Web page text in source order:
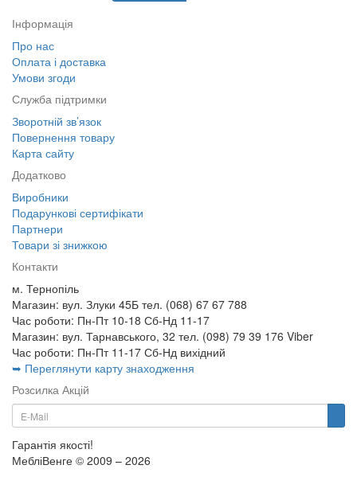
Інформація
Про нас
Оплата і доставка
Умови згоди
Служба підтримки
Зворотній зв’язок
Повернення товару
Карта сайту
Додатково
Виробники
Подарункові сертифікати
Партнери
Товари зі знижкою
Контакти
м. Тернопіль
Магазин: вул. Злуки 45Б тел. (068) 67 67 788
Час роботи: Пн-Пт 10-18 Сб-Нд 11-17
Магазин: вул. Тарнавського, 32 тел. (098) 79 39 176 Viber
Час роботи: Пн-Пт 11-17 Сб-Нд вихідний
➥ Переглянути карту знаходження
Розсилка Акцій
Гарантія якості!
МебліВенге © 2009 – 2026